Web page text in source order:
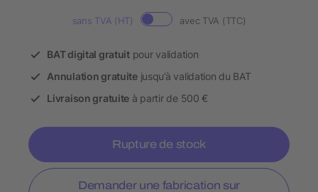
sans TVA (HT) avec TVA (TTC)
BAT digital gratuitpour validation
Annulation gratuitejusqu’à validation du BAT
Livraison gratuite à partir de 500 €
Rupture de stock
Demander une fabrication sur